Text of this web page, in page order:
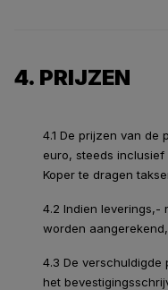
4. PRIJZEN
4.1 De prijzen van de
euro, steeds
Koper te dragen
4.2 Indien leverings,-
worden
4.3 De verschuldigde
het